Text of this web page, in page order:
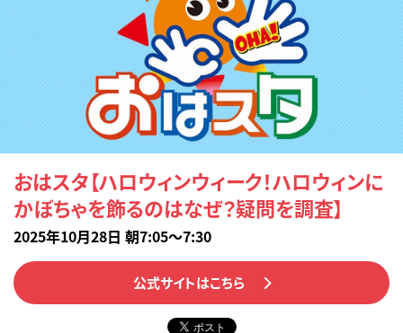
おはスタ【ハロウィンウィーク！ハロウィンに
かぼちゃを飾るのはなぜ？疑問を調査】
2025年10月28日 朝7:05～7:30
公式サイトはこちら